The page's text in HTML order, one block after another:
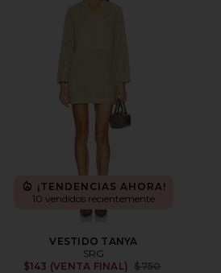
¡TENDENCIAS AHORA!
10 vendidos recientemente
VESTIDO TANYA
SRG
$143 (VENTA FINAL)
Previous price:
$750